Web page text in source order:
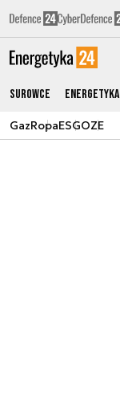
Surowce Energetyka
GazRopaESGOZE